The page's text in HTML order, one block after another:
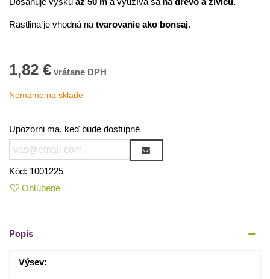
Rastlina je vhodná na tvarovanie ako bonsaj.
1,82 €
Nemáme na sklade
Upozorni ma, keď bude dostupné
Kód: 1001225
Obľúbené
Popis
Výsev: